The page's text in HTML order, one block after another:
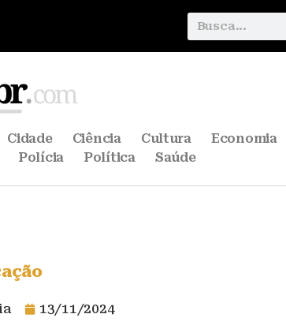
Cidade Ciência Cultura Economia
Polícia Política Saúde
13/11/2024